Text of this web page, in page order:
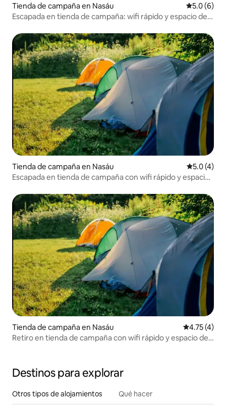
Tienda de campaña en Nasáu
5.0 (6)
Escapada en tienda de campaña: wifi rápido y espacio de
Tienda de campaña en Nasáu
5.0 (4)
Escapada en tienda de campaña con wifi rápido y espacio
Tienda de campaña en Nasáu Calificación
4.75 (4)
Retiro en tienda de campaña con wifi rápido y espacio de
Destinos para explorar
Otros tipos de alojamientos Qué hacer